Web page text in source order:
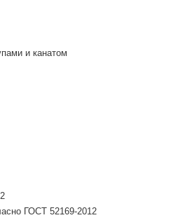
и канатом
ГОСТ 52169-2012